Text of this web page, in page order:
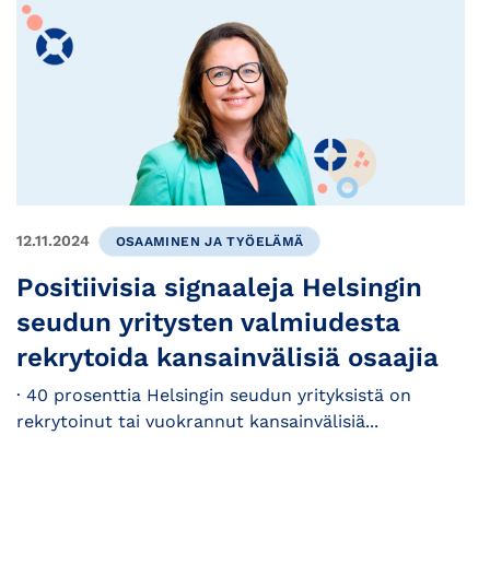
12.11.2024 OSAAMINEN JA TYÖELÄMÄ
Positiivisia signaaleja Helsingin
seudun yritysten valmiudesta
rekrytoida kansainvälisiä osaajia
· 40 prosenttia Helsingin seudun yrityksistä on
rekrytoinut tai vuokrannut kansainvälisiä...